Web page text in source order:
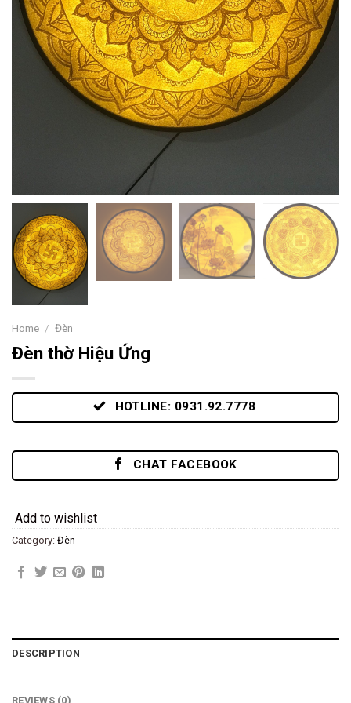
Home / Đèn
Đèn thờ Hiệu Ứng
HOTLINE: 0931.92.7778
CHAT FACEBOOK
Add to wishlist
Category: Đèn
DESCRIPTION
REVIEWS (0)